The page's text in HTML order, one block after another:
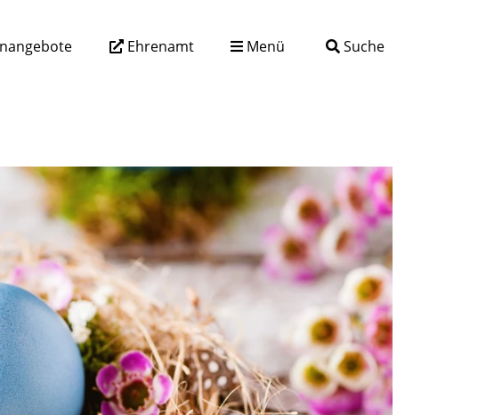
Ehrenamt Menü Suche